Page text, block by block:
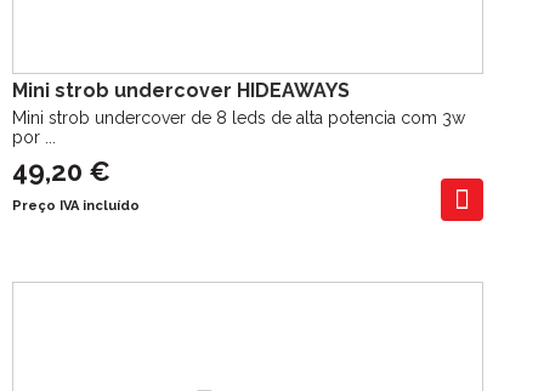
Mini strob undercover HIDEAWAYS
Mini strob undercover de 8 leds de alta potencia com 3w
por ...
49,20 €
Preço IVA incluído